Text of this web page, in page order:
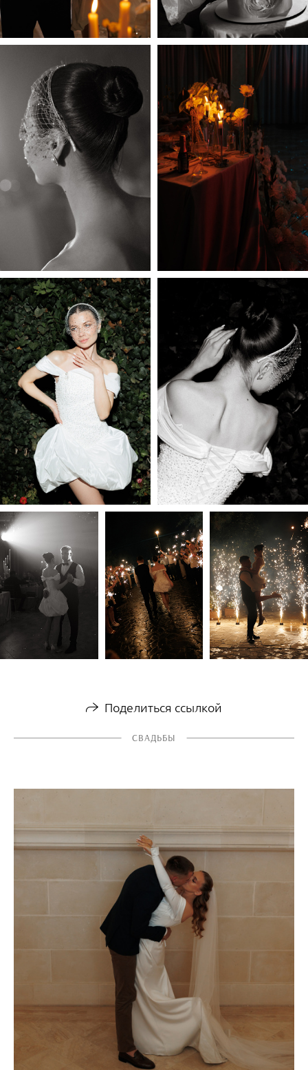
Поделиться ссылкой
СВАДЬБЫ